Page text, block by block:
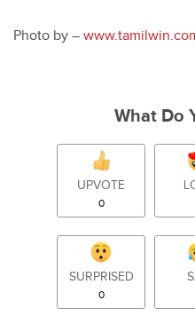
Photo by –
What Do
UPVOTE
0
SURPRISED
0